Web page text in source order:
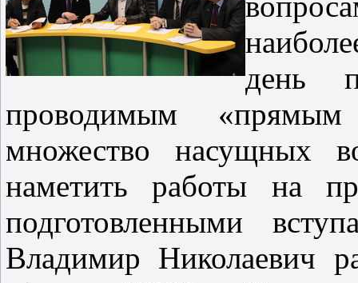
день
проводимым
множество насущных
наметить работы на
подготовленными
Владимир Николаевич